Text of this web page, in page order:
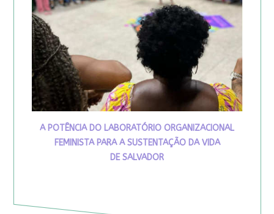
A POTÊNCIA DO LABORATÓRIO ORGANIZACIONAL
FEMINISTA PARA A SUSTENTAÇÃO DA VIDA
DE SALVADOR